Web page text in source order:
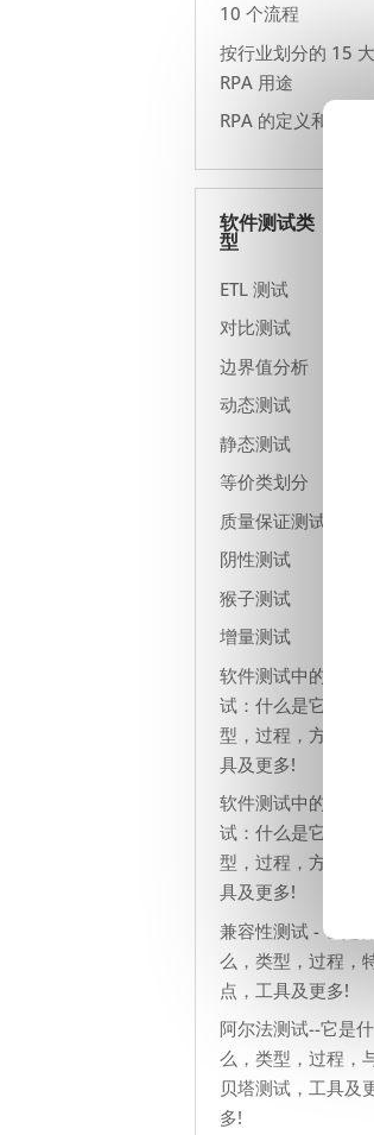
10 个流程
按行业划分的 15 大
RPA 用途
RPA 的定义和含义
软件测试类
型
ETL 测试
对比测试
边界值分析
动态测试
静态测试
等价类划分
质量保证测试
阴性测试
猴子测试
增量测试
软件测试中的浸泡测
试：什么是它，类
型，过程，方法，工
具及更多!
软件测试中的压力测
试：什么是它，类
型，过程，方法，工
具及更多!
兼容性测试 - 它是什
么，类型，过程，
点，工具及更多!
阿尔法测试--它是什
么，类型，过程，
贝塔测试，工具及
多!